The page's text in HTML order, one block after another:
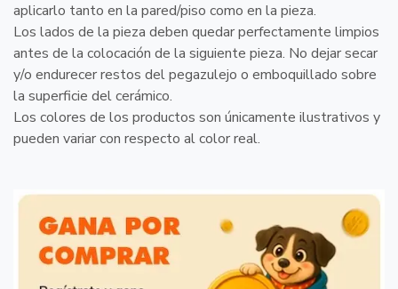
aplicarlo tanto en la pared/piso como en la pieza.
Los lados de la pieza deben quedar perfectamente limpios
antes de la colocación de la siguiente pieza. No dejar secar
y/o endurecer restos del pegazulejo o emboquillado sobre
la superficie del cerámico.
Los colores de los productos son únicamente ilustrativos y
pueden variar con respecto al color real.